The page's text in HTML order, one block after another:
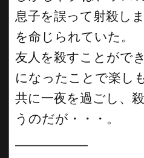
息子を誤って射殺し
を命じられていた。
友人を殺すことがで
になったことで楽し
共に一夜を過ごし、
うのだが・・・。